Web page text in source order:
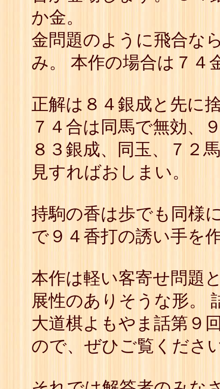
か金。
金問題のように飛合な
み。 本作の場合は７４
正解は８４銀成と先に
７４合は同馬で無効、
８３銀成、同玉、７２
見すればおしまい。
持駒の香は歩でも同様
で９４香打の誘い手を
本作は軽い客寄せ問題
展性のありそうな形。
大道棋よもやま話第９
ので、ぜひご覧くださ